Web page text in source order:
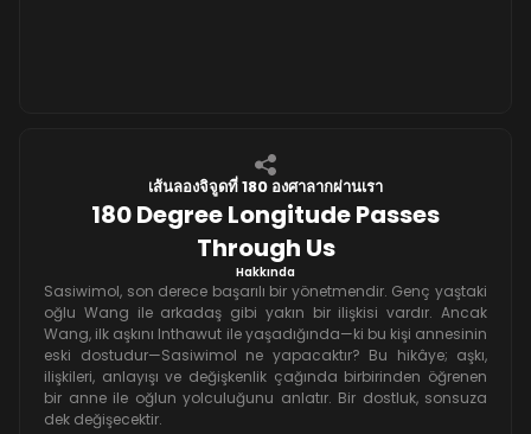
180 Degree Longitude Passes
Through Us
เส้นลองจิจูดที่ 180 องศาลากผ่านเรา
Hakkında
Sasiwimol, son derece başarılı bir yönetmendir. Genç yaştaki
oğlu Wang ile arkadaş gibi yakın bir ilişkisi vardır. Ancak
Wang, ilk aşkını Inthawut ile yaşadığında—ki bu kişi annesinin
eski dostudur—Sasiwimol ne yapacaktır? Bu hikâye; aşkı,
ilişkileri, anlayışı ve değişkenlik çağında birbirinden öğrenen
bir anne ile oğlun yolculuğunu anlatır. Bir dostluk, sonsuza
dek değişecektir.